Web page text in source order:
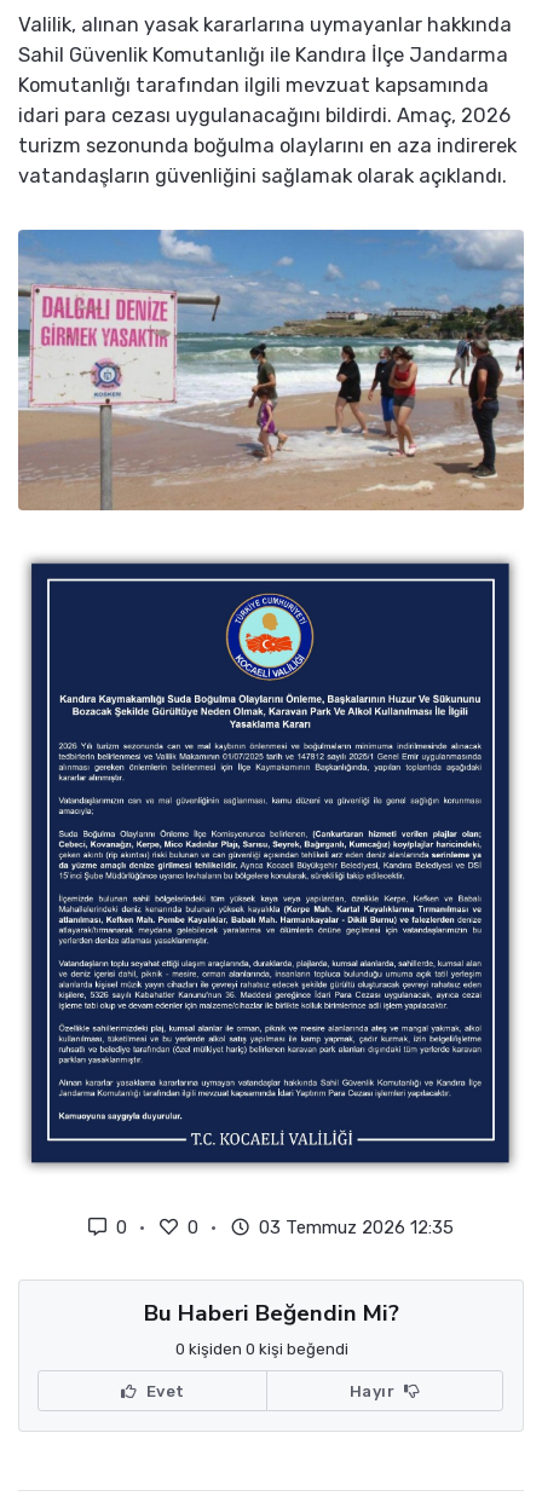
Valilik, alınan yasak kararlarına uymayanlar hakkında
Sahil Güvenlik Komutanlığı ile Kandıra İlçe Jandarma
Komutanlığı tarafından ilgili mevzuat kapsamında
idari para cezası uygulanacağını bildirdi. Amaç, 2026
turizm sezonunda boğulma olaylarını en aza indirerek
vatandaşların güvenliğini sağlamak olarak açıklandı.
0 0 03 Temmuz 2026 12:35
Bu Haberi Beğendin Mi?
0 kişiden 0 kişi beğendi
Evet Hayır